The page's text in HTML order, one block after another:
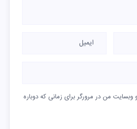
وبسایت من در مرورگر برای زمانی که دوباره